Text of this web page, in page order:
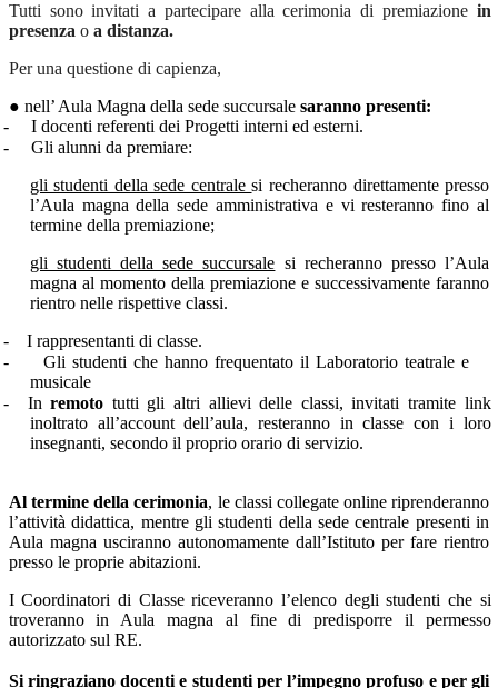
Tutti sono invitati a partecipare alla cerimonia di premiazione in
presenza o a distanza.
Per una questione di capienza,
● nell’ Aula Magna della sede succursale saranno presenti:
-
I docenti referenti dei Progetti interni ed esterni.
-
Gli alunni da premiare:
gli studenti della sede centralesi recheranno direttamente presso
l’Aula magna della sede amministrativa e vi resteranno fino al
termine della premiazione;
gli studenti della sede succursale si recheranno presso l’Aula
magna al momento della premiazione e successivamente faranno
rientro nelle rispettive classi.
-
I rappresentanti di classe.
-
Gli studenti che hanno frequentato il Laboratorio teatrale e
musicale
-
In remoto tutti gli altri allievi delle classi, invitati tramite link
inoltrato all’account dell’aula, resteranno in classe con i loro
insegnanti, secondo il proprio orario di servizio.
Al termine della cerimonia, le classi collegate online riprenderanno
l’attività didattica, mentre gli studenti della sede centrale presenti in
Aula magna usciranno autonomamente dall’Istituto per fare rientro
presso le proprie abitazioni.
I Coordinatori di Classe riceveranno l’elenco degli studenti che si
troveranno in Aula magna al fine di predisporre il permesso
autorizzato sul RE.
Si ringraziano docenti e studenti per l’impegno profuso e per gli